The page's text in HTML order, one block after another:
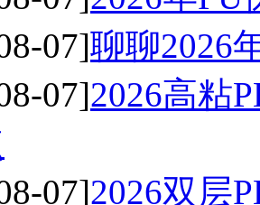
07]聊聊2026
07]2026高粘
07]2026双层